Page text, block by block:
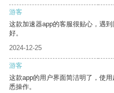
游客
这款加速器app的客服很贴心，遇
好。
2024-12-25
游客
这款app的用户界面简洁明了，使
悉操作。